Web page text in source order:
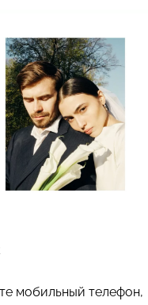
мобильный телефон,